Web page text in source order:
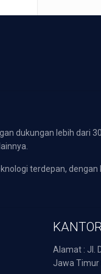
dukungan lebih dari
terdepan,
Alamat : Jl.
Jawa Timur